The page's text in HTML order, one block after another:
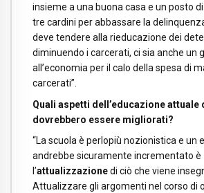
insieme a una buona casa e un posto
tre cardini per abbassare la
deve tendere alla rieducazione dei
diminuendo i carcerati, ci sia anche un
all’economia per il calo della spesa di
carcerati”.
Quali aspetti dell’educazione attuale
dovrebbero essere migliorati?
“La scuola è perlopiù nozionistica e un
andrebbe sicuramente incrementato è
l’attualizzazionedi ciò che viene
Attualizzare gli argomenti nel corso di